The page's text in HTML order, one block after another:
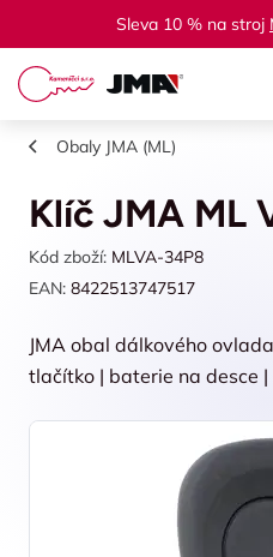
Sleva 10 % na stroj
Obaly JMA (ML)
Klíč JMA ML
Kód zboží: MLVA-34P8
EAN: 8422513747517
JMA obal dálkového
tlačítko | baterie na desce